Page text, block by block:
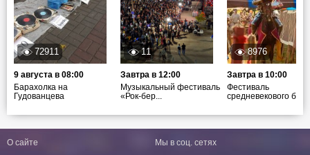
72911
9 августа в 08:00
Барахолка на
Гудованцева
11
Завтра в 12:00
Музыкальный фестиваль
«Рок-бер...
8976
Завтра в 10:00
Фестиваль
средневекового боя
О сайте Мы в соц. сетях